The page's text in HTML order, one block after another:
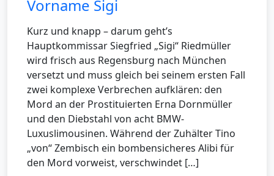
Vorname Sigi
Kurz und knapp – darum geht’s
Hauptkommissar Siegfried „Sigi“ Riedmüller
wird frisch aus Regensburg nach München
versetzt und muss gleich bei seinem ersten Fall
zwei komplexe Verbrechen aufklären: den
Mord an der Prostituierten Erna Dornmüller
und den Diebstahl von acht BMW-
Luxuslimousinen. Während der Zuhälter Tino
„von“ Zembisch ein bombensicheres Alibi für
den Mord vorweist, verschwindet […]